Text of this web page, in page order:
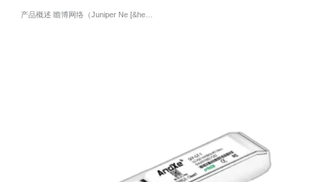
产品概述 瞻博网络（Juniper Ne [&he…